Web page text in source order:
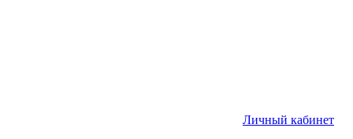
Личный кабинет